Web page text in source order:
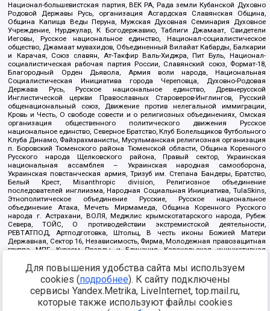
Национал-большевистская партия, ВЕК РА, Рада земли Кубанской Духовно
Родовой Державы Русь, организация Асгардская Славянская Община,
Община Капища Веды Перуна, Мужская Духовная Семинария Духовное
Учреждение, Нурджулар, К Богодержавию, Таблиги Джамаат, Свидетели
Иеговы, Русское национальное единство, Национал-социалистическое
общество, Джамаат мувахидов, Объединенный Вилайат Кабарды, Балкарии
и Карачая, Союз славян, Ат-Такфир Валь-Хиджра, Пит Буль, Национал-
социалистическая рабочая партия России, Славянский союз, Формат-18,
Благородный Орден Дьявола, Армия воли народа, Национальная
Социалистическая Инициатива города Череповца, Духовно-Родовая
Держава Русь, Русское национальное единство, Древнерусской
Инглистической церкви Православных Староверов-Инглингов, Русский
общенациональный союз, Движение против нелегальной иммиграции,
Кровь и Честь, О свободе совести и о религиозных объединениях, Омская
организация общественного политического движения Русское
национальное единство, Северное Братство, Клуб Болельщиков Футбольного
Клуба Динамо, Файзрахманисты, Мусульманская религиозная организация
п. Боровский Тюменского района Тюменской области, Община Коренного
Русского народа Щелковского района, Правый сектор, Украинская
национальная ассамблея – Украинская народная самооборона,
Украинская повстанческая армия, Тризуб им. Степана Бандеры, Братство,
Белый Крест, Misanthropic division, Религиозное объединение
последователей инглиизма, Народная Социальная Инициатива, TulaSkins,
Этнополитическое объединение Русские, Русское национальное
объединение Атака, Мечеть Мирмамеда, Община Коренного Русского
народа г. Астрахани, ВОЛЯ, Меджлис крымскотатарского народа, Рубеж
Севера, ТОЙС, О противодействии экстремистской деятельности,
РЕВТАТПОД, Артподготовка, Штольц, В честь иконы Божией Матери
Державная, Сектор 16, Независимость, Фирма, Молодежная правозащитная
группа МПГ, Курсом Правды и Единения, Каракольская инициативная
Благотворительный пансионат Ак Умут, Русская республика Русь,
Арестантское уголовное единство, Башкорт, Нация и свобода, W.H.С., Фалунь
Дафа, Иртыш Ultras, Русский Патриотический клуб-Новокузнецк/РПК,
Сибирский державный союз, Фонд борьбы с коррупцией, Фонд защиты прав
граждан, Штабы Навального, Совет граждан СССР Прикубанского округа г.
Для повышения удобства сайта мы используем
cookies (подробнее). К сайту подключены
сервисы Yandex.Metrika, LiveInternet, top.mail.ru,
которые также используют файлы cookies